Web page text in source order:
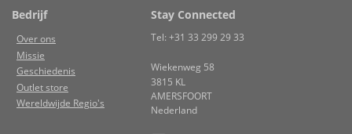
Bedrijf
Over ons
Missie
Geschiedenis
Outlet store
Wereldwijde Regio's
Stay Connected
Tel: +31 33 299 29 33
Wiekenweg 58
3815 KL
AMERSFOORT
Nederland